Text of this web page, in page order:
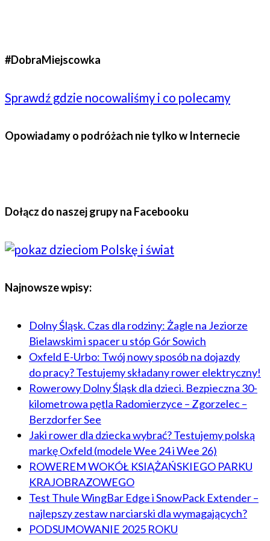
#DobraMiejscowka
Sprawdź gdzie nocowaliśmy i co polecamy
Opowiadamy o podróżach nie tylko w Internecie
Dołącz do naszej grupy na Facebooku
Najnowsze wpisy:
Dolny Śląsk. Czas dla rodziny: Żagle na Jeziorze
Bielawskim i spacer u stóp Gór Sowich
Oxfeld E-Urbo: Twój nowy sposób na dojazdy
do pracy? Testujemy składany rower elektryczny!
Rowerowy Dolny Śląsk dla dzieci. Bezpieczna 30-
kilometrowa pętla Radomierzyce – Zgorzelec –
Berzdorfer See
Jaki rower dla dziecka wybrać? Testujemy polską
markę Oxfeld (modele Wee 24 i Wee 26)
ROWEREM WOKÓŁ KSIĄŻAŃSKIEGO PARKU
KRAJOBRAZOWEGO
Test Thule WingBar Edge i SnowPack Extender –
najlepszy zestaw narciarski dla wymagających?
PODSUMOWANIE 2025 ROKU